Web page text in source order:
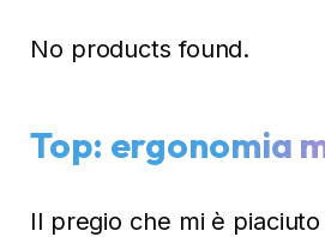
No products found.
Top: ergonomia
Il pregio che mi è